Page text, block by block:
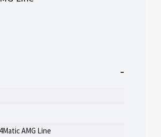
-
AMG Line